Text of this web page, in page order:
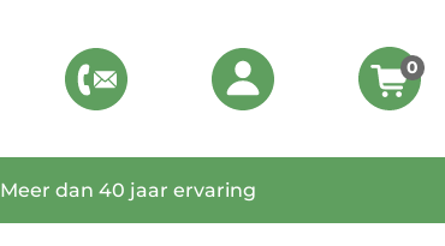
0
Meer dan 40 jaar ervaring